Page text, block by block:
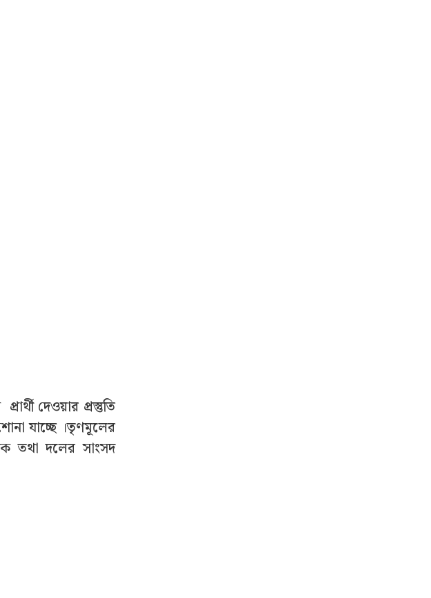
দেওয়ার প্রস্তুতি
যাচ্ছে ।তৃণমূলের
তথা দলের সাংসদ